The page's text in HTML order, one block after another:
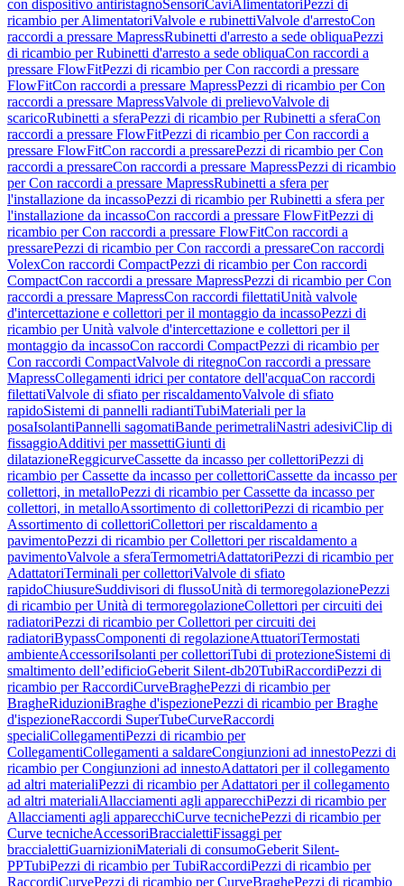
con dispositivo antiristagnoSensoriCaviAlimentatori Pezzi di
ricambio per AlimentatoriValvole e rubinettiValvole d'arrestoCon
raccordi a pressare MapressRubinetti d'arresto a sede obliquaPezzi
di ricambio per Rubinetti d'arresto a sede obliquaCon raccordi a
pressare FlowFitPezzi di ricambio per Con raccordi a pressare
FlowFitCon raccordi a pressare MapressPezzi di ricambio per Con
raccordi a pressare MapressValvole di prelievoValvole di
scaricoRubinetti a sferaPezzi di ricambio per Rubinetti a sferaCon
raccordi a pressare FlowFitPezzi di ricambio per Con raccordi a
pressare FlowFitCon raccordi a pressarePezzi di ricambio per Con
raccordi a pressareCon raccordi a pressare MapressPezzi di ricambio
per Con raccordi a pressare MapressRubinetti a sfera per
l'installazione da incassoPezzi di ricambio per Rubinetti a sfera per
l'installazione da incassoCon raccordi a pressare FlowFitPezzi di
ricambio per Con raccordi a pressare FlowFitCon raccordi a
pressarePezzi di ricambio per Con raccordi a pressareCon raccordi
VolexCon raccordi CompactPezzi di ricambio per Con raccordi
CompactCon raccordi a pressare MapressPezzi di ricambio per Con
raccordi a pressare MapressCon raccordi filettatiUnità valvole
d'intercettazione e collettori per il montaggio da incassoPezzi di
ricambio per Unità valvole d'intercettazione e collettori per il
montaggio da incassoCon raccordi CompactPezzi di ricambio per
Con raccordi CompactValvole di ritegnoCon raccordi a pressare
MapressCollegamenti idrici per contatore dell'acquaCon raccordi
filettatiValvole di sfiato per riscaldamentoValvole di sfiato
rapidoSistemi di pannelli radiantiTubiMateriali per la
posaIsolantiPannelli sagomatiBande perimetraliNastri adesiviClip di
fissaggioAdditivi per massettiGiunti di
dilatazioneReggicurveCassette da incasso per collettoriPezzi di
ricambio per Cassette da incasso per collettoriCassette da incasso per
collettori, in metalloPezzi di ricambio per Cassette da incasso per
collettori, in metalloAssortimento di collettoriPezzi di ricambio per
Assortimento di collettoriCollettori per riscaldamento a
pavimentoPezzi di ricambio per Collettori per riscaldamento a
pavimentoValvole a sferaTermometriAdattatoriPezzi di ricambio per
AdattatoriTerminali per collettoriValvole di sfiato
rapidoChiusureSuddivisori di flussoUnità di termoregolazionePezzi
di ricambio per Unità di termoregolazioneCollettori per circuiti dei
radiatoriPezzi di ricambio per Collettori per circuiti dei
radiatoriBypassComponenti di regolazioneAttuatoriTermostati
ambienteAccessoriIsolanti per collettoriTubi di protezioneSistemi di
smaltimento dell’edificioGeberit Silent-db20TubiRaccordiPezzi di
ricambio per RaccordiCurveBraghePezzi di ricambio per
BragheRiduzioniBraghe d'ispezionePezzi di ricambio per Braghe
d'ispezioneRaccordi SuperTubeCurveRaccordi
specialiCollegamentiPezzi di ricambio per
CollegamentiCollegamenti a saldareCongiunzioni ad innestoPezzi di
ricambio per Congiunzioni ad innestoAdattatori per il collegamento
ad altri materialiPezzi di ricambio per Adattatori per il collegamento
ad altri materialiAllacciamenti agli apparecchiPezzi di ricambio per
Allacciamenti agli apparecchiCurve tecnichePezzi di ricambio per
Curve tecnicheAccessoriBraccialettiFissaggi per
braccialettiGuarnizioniMateriali di consumoGeberit Silent-
PPTubiPezzi di ricambio per TubiRaccordiPezzi di ricambio per
RaccordiCurvePezzi di ricambio per CurveBraghePezzi di ricambio